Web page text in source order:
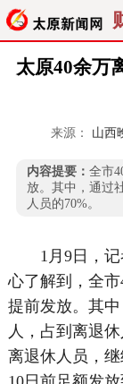
太原40余万
来源： 山西
内容提要：全市
放。其中，通过
人员的70%。
1月9日，记
心了解到，全
提前发放。其
人，占到离退
离退休人员，